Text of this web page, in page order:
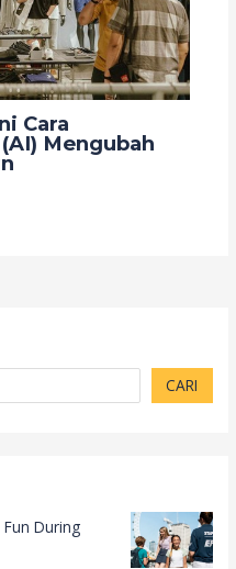
Cara
Mengubah
CARI
During